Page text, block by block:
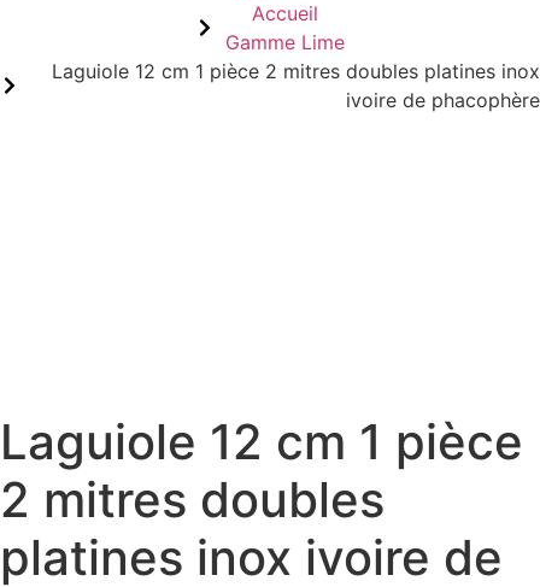
Accueil
Gamme Lime
Laguiole 12 cm 1 pièce 2 mitres doubles platines inox
ivoire de phacophère
Laguiole 12 cm 1 pièce
2 mitres doubles
platines inox ivoire de